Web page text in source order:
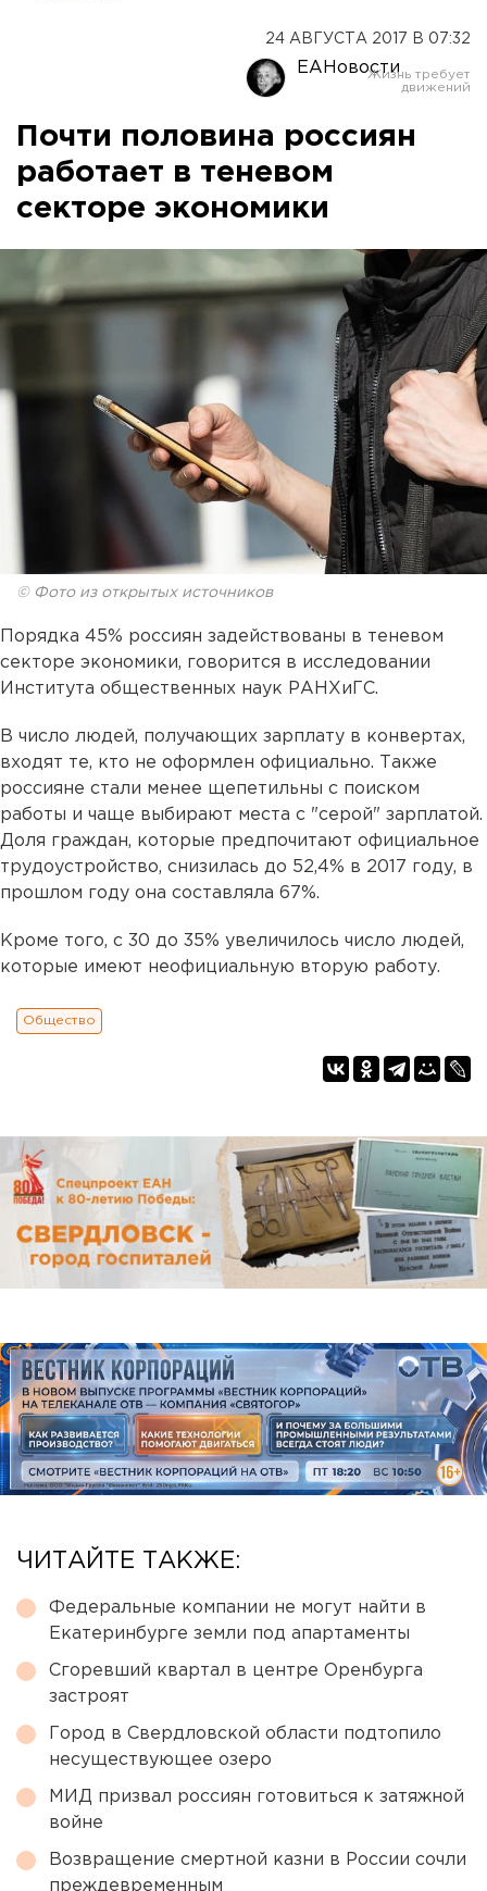
24 АВГУСТА 2017 В 07:32
ЕАНовости
Почти половина россиян
работает в теневом
секторе экономики
© Фото из открытых источников
Порядка 45% россиян задействованы в теневом
секторе экономики, говорится в исследовании
Института общественных наук РАНХиГС.
В число людей, получающих зарплату в конвертах,
входят те, кто не оформлен официально. Также
россияне стали менее щепетильны с поиском
работы и чаще выбирают места с "серой" зарплатой.
Доля граждан, которые предпочитают официальное
трудоустройство, снизилась до 52,4% в 2017 году, в
прошлом году она составляла 67%.
Кроме того, с 30 до 35% увеличилось число людей,
которые имеют неофициальную вторую работу.
Общество
ЧИТАЙТЕ ТАКЖЕ:
Федеральные компании не могут найти в
Екатеринбурге земли под апартаменты
Сгоревший квартал в центре Оренбурга
застроят
Город в Свердловской области подтопило
несуществующее озеро
МИД призвал россиян готовиться к затяжной
войне
Возвращение смертной казни в России сочли
преждевременным